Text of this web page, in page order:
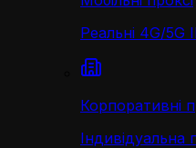
Реальні 4G/5G
Корпоративні
Індивідуальна